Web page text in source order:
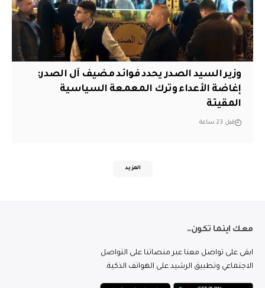
وزير السيد الصدر يحدد فوائد مضيف آل الصدر:
إغاضة الأعداء وترك المعمعة السياسية
المقيتة
قبل 23 ساعة
المزيد
معك اينما تكون..
ابقى على تواصل معنا عبر منصاتنا على التواصل
الاجتماعي وتطبيق الرشيد على الهواتف الذكية.